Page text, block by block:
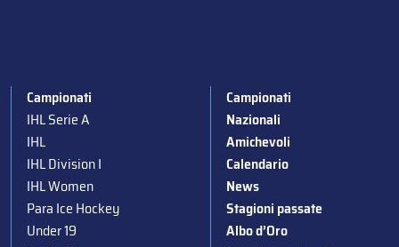
Campionati
IHL Serie A
IHL
IHL Division I
IHL Women
Para Ice Hockey
Under 19
Campionati
Nazionali
Amichevoli
Calendario
News
Stagioni passate
Albo d’Oro